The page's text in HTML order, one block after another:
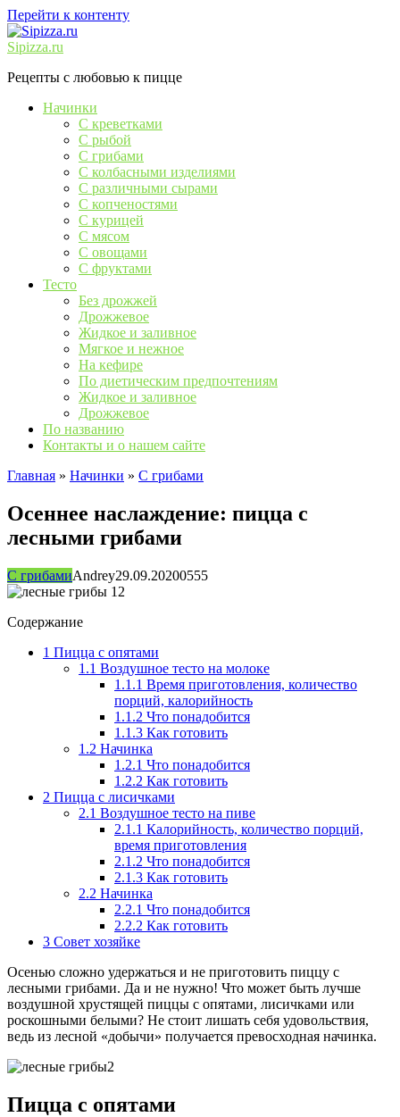
Перейти к контенту
Sipizza.ru
Рецепты с любовью к пицце
Начинки
С креветками
С рыбой
С грибами
С колбасными изделиями
С различными сырами
С копченостями
С курицей
С мясом
С овощами
С фруктами
Тесто
Без дрожжей
Дрожжевое
Жидкое и заливное
Мягкое и нежное
На кефире
По диетическим предпочтениям
Жидкое и заливное
Дрожжевое
По названию
Контакты и о нашем сайте
Главная » Начинки » С грибами
Осеннее наслаждение: пицца с
лесными грибами
С грибамиAndrey29.09.20200555
Содержание
1 Пицца с опятами
1.1 Воздушное тесто на молоке
1.1.1 Время приготовления, количество
порций, калорийность
1.1.2 Что понадобится
1.1.3 Как готовить
1.2 Начинка
1.2.1 Что понадобится
1.2.2 Как готовить
2 Пицца с лисичками
2.1 Воздушное тесто на пиве
2.1.1 Калорийность, количество порций,
время приготовления
2.1.2 Что понадобится
2.1.3 Как готовить
2.2 Начинка
2.2.1 Что понадобится
2.2.2 Как готовить
3 Совет хозяйке
Осенью сложно удержаться и не приготовить пиццу с
лесными грибами. Да и не нужно! Что может быть лучше
воздушной хрустящей пиццы с опятами, лисичками или
роскошными белыми? Не стоит лишать себя удовольствия,
ведь из лесной «добычи» получается превосходная начинка.
Пицца с опятами